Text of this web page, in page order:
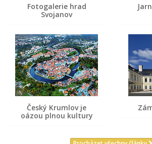
Fotogalerie hrad
Svojanov
Český Krumlov je
oázou plnou kultury